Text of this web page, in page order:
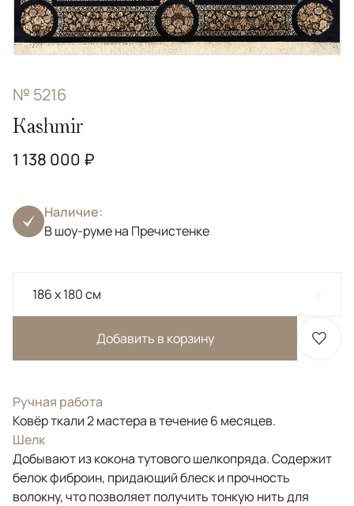
№ 5216
Kashmir
1 138 000 ₽
Наличие:
В шоу-руме на Пречистенке
186 x 180 см
Добавить в корзину
Ручная работа
Ковёр ткали 2 мастера в течение 6 месяцев.
Шелк
Добывают из кокона тутового шелкопряда. Содержит
белок фиброин, придающий блеск и прочность
волокну, что позволяет получить тонкую нить для